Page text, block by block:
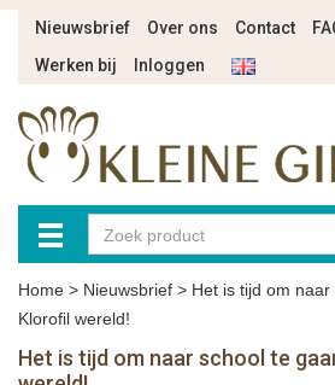
Nieuwsbrief Over ons Contact
Werken bij
Inloggen
Home > Nieuwsbrief > Het is tijd om
Klorofil wereld!
Het is tijd om naar school te